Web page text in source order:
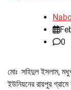
0
মোঃ সহিদুল ইসলাম,
ইউনিয়নের রায়পুর গ্রামে